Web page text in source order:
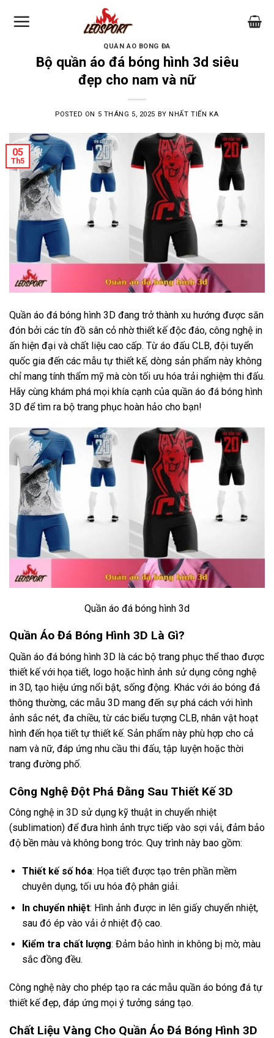
QUẦN ÁO BÓNG ĐÁ
Bộ quần áo đá bóng hình 3d siêu
đẹp cho nam và nữ
POSTED ON 5 THÁNG 5, 2025 BYNHẤT TIẾN KA
05
Th5
Quần áo đá bóng hình 3D đang trở thành xu hướng được săn
đón bởi các tín đồ sân cỏ nhờ thiết kế độc đáo, công nghệ in
ấn hiện đại và chất liệu cao cấp. Từ áo đấu CLB, đội tuyển
quốc gia đến các mẫu tự thiết kế, dòng sản phẩm này không
chỉ mang tính thẩm mỹ mà còn tối ưu hóa trải nghiệm thi đấu.
Hãy cùng khám phá mọi khía cạnh của quần áo đá bóng hình
3D để tìm ra bộ trang phục hoàn hảo cho bạn!
Quần áo đá bóng hình 3d
Quần Áo Đá Bóng Hình 3D Là Gì?
Quần áo đá bóng hình 3D là các bộ trang phục thể thao được
thiết kế với họa tiết, logo hoặc hình ảnh sử dụng công nghệ
in 3D, tạo hiệu ứng nổi bật, sống động. Khác với áo bóng đá
thông thường, các mẫu 3D mang đến sự phá cách với hình
ảnh sắc nét, đa chiều, từ các biểu tượng CLB, nhân vật hoạt
hình đến họa tiết tự thiết kế. Sản phẩm này phù hợp cho cả
nam và nữ, đáp ứng nhu cầu thi đấu, tập luyện hoặc thời
trang đường phố.
Công Nghệ Đột Phá Đằng Sau Thiết Kế 3D
Công nghệ in 3D sử dụng kỹ thuật in chuyển nhiệt
(sublimation) để đưa hình ảnh trực tiếp vào sợi vải, đảm bảo
độ bền màu và không bong tróc. Quy trình này bao gồm:
Thiết kế số hóa: Họa tiết được tạo trên phần mềm
chuyên dụng, tối ưu hóa độ phân giải.
In chuyển nhiệt: Hình ảnh được in lên giấy chuyển nhiệt,
sau đó ép vào vải ở nhiệt độ cao.
Kiểm tra chất lượng: Đảm bảo hình in không bị mờ, màu
sắc đồng đều.
Công nghệ này cho phép tạo ra các mẫu quần áo bóng đá tự
thiết kế đẹp, đáp ứng mọi ý tưởng sáng tạo.
Chất Liệu Vàng Cho Quần Áo Đá Bóng Hình 3D